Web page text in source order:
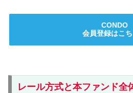
CONDO
会員登録はこち
レール方式と本ファンド全